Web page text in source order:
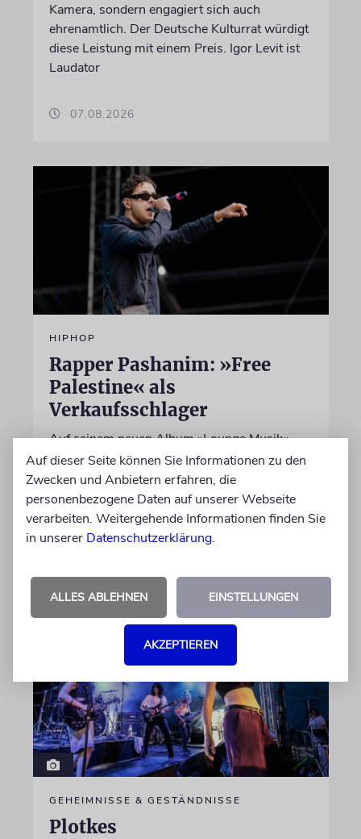
Kamera, sondern engagiert sich auch
ehrenamtlich. Der Deutsche Kulturrat würdigt
diese Leistung mit einem Preis. Igor Levit ist
Laudator
07.08.2026
HIPHOP
Rapper Pashanim: »Free
Palestine« als
Verkaufsschlager
Auf seinem neuen Album »Lounge Musik«
rappt der Berliner Musiker Pashanim
wiederholt über den Israel-Palästina-Konflikt –
Kokettieren mit dem palästinensischen
Terrorismus inklusive
07.08.2026
GEHEIMNISSE & GESTÄNDNISSE
Plotkes
Auf dieser Seite können Sie Informationen zu den
Zwecken und Anbietern erfahren, die
personenbezogene Daten auf unserer Webseite
verarbeiten. Weitergehende Informationen finden Sie
in unserer Datenschutzerklärung.
ALLES ABLEHNEN EINSTELLUNGEN
AKZEPTIEREN